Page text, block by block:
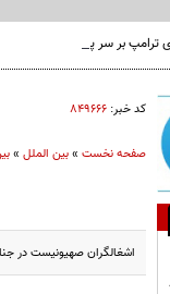
بر سر پرونده اپستین
کد خبر: ۸۴۹۶۶۶
صفحه نخست»بین الملل»
اشغالگران صهیونیست در